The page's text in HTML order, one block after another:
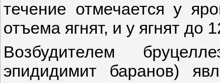
течение отмечается у
отъема ягнят, и у ягнят до
Возбудителем
эпидидимит баранов)